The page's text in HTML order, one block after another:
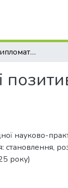
Роль публічної дипломатії у формуванні позитивного іміджу України
науково-
становлення,
року)